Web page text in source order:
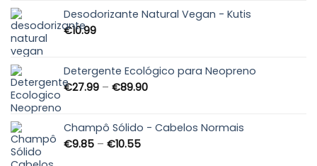
Desodorizante Natural Vegan - Kutis
€10.99
Detergente Ecológico para Neopreno
€27.99 – €89.90Price
through
Champô Sólido - Cabelos Normais
€9.85 – €10.55Price